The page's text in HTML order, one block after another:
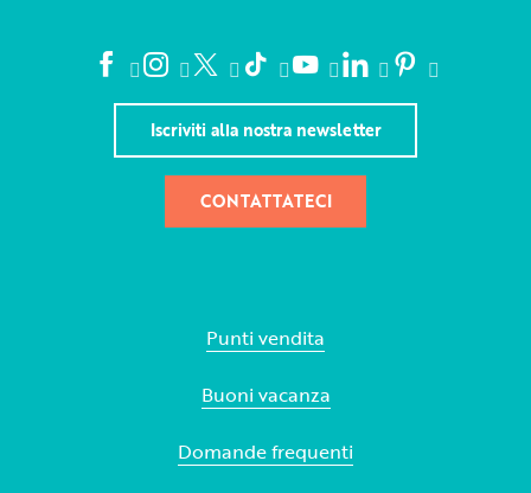
Iscriviti alla nostra newsletter
CONTATTATECI
Punti vendita
Buoni vacanza
Domande frequenti